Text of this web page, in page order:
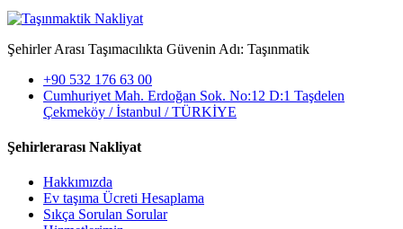
Şehirler Arası Taşımacılıkta Güvenin Adı: Taşınmatik
+90 532 176 63 00
Cumhuriyet Mah. Erdoğan Sok. No:12 D:1 Taşdelen
Çekmeköy / İstanbul / TÜRKİYE
Şehirlerarası Nakliyat
Hakkımızda
Ev taşıma Ücreti Hesaplama
Sıkça Sorulan Sorular